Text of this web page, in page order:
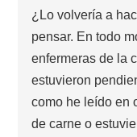
¿Lo volvería a
pensar. En todo
enfermeras de la
estuvieron
como he leído en
de carne o